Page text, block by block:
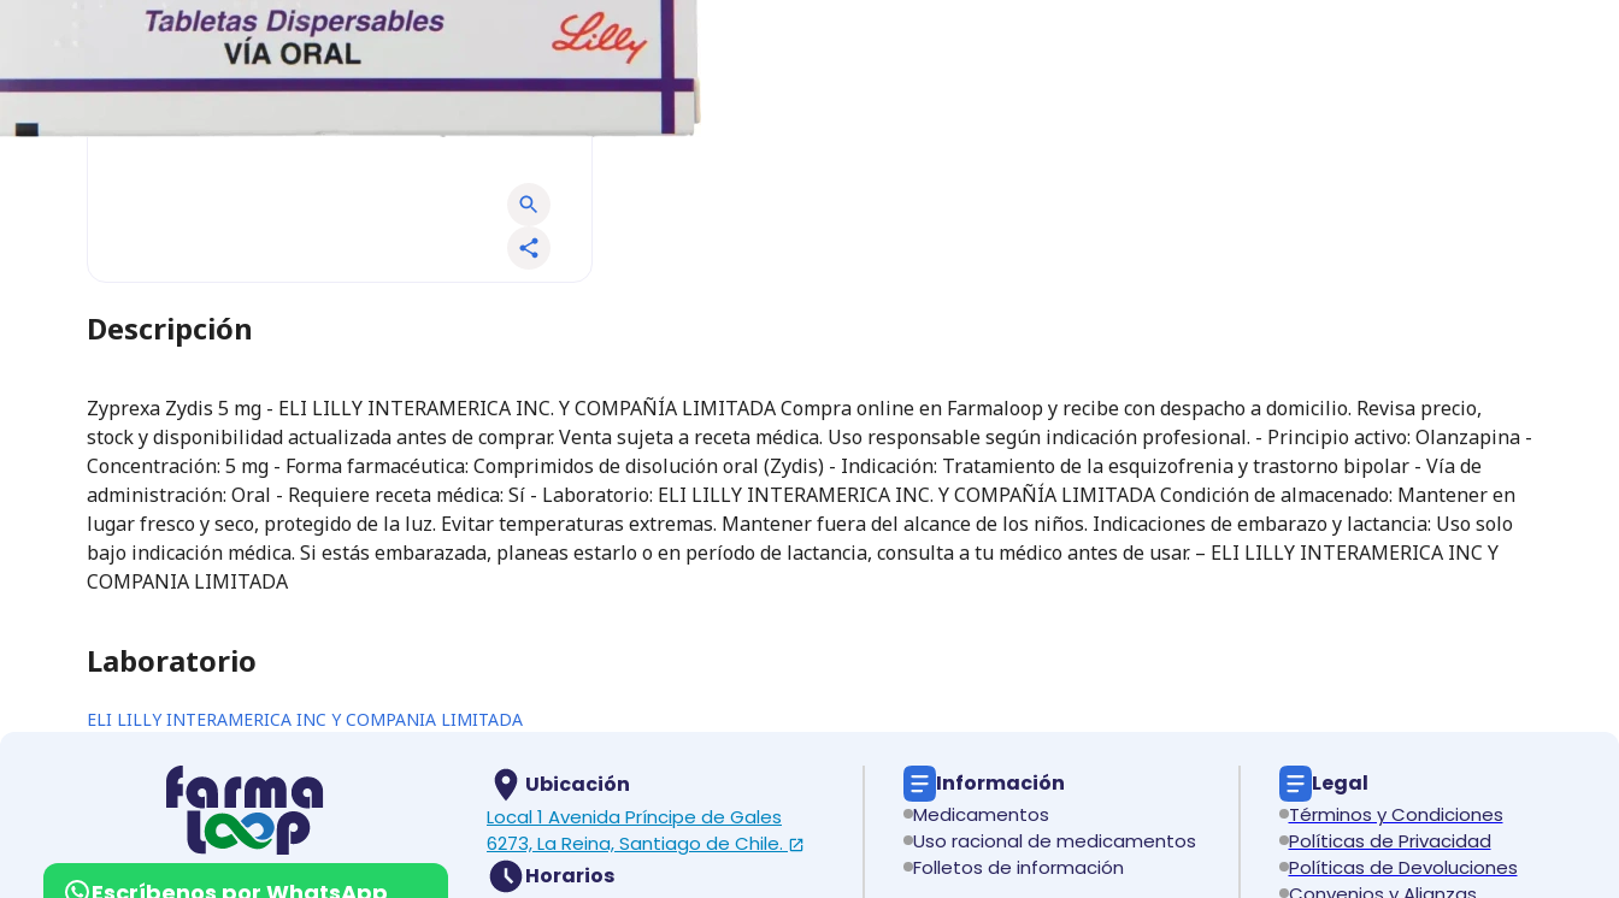
Descripción
Zyprexa Zydis 5 mg - ELI LILLY INTERAMERICA INC. Y COMPAÑÍA LIMITADA Compra online en Farmaloop y recibe con despacho a domicilio. Revisa precio,
stock y disponibilidad actualizada antes de comprar. Venta sujeta a receta médica. Uso responsable según indicación profesional. - Principio activo: Olanzapina -
Concentración: 5 mg - Forma farmacéutica: Comprimidos de disolución oral (Zydis) - Indicación: Tratamiento de la esquizofrenia y trastorno bipolar - Vía de
administración: Oral - Requiere receta médica: Sí - Laboratorio: ELI LILLY INTERAMERICA INC. Y COMPAÑÍA LIMITADA Condición de almacenado: Mantener en
lugar fresco y seco, protegido de la luz. Evitar temperaturas extremas. Mantener fuera del alcance de los niños. Indicaciones de embarazo y lactancia: Uso solo
bajo indicación médica. Si estás embarazada, planeas estarlo o en período de lactancia, consulta a tu médico antes de usar. – ELI LILLY INTERAMERICA INC Y
COMPANIA LIMITADA
Laboratorio
ELI LILLY INTERAMERICA INC Y COMPANIA LIMITADA
Ubicación
Local 1 Avenida Príncipe de Gales
6273, La Reina, Santiago de Chile.
Horarios
Información
Medicamentos
Uso racional de medicamentos
Folletos de información
Legal
Términos y Condiciones
Políticas de Privacidad
Políticas de Devoluciones